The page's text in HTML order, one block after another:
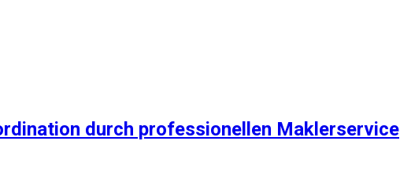
durch professionellen Maklerservice